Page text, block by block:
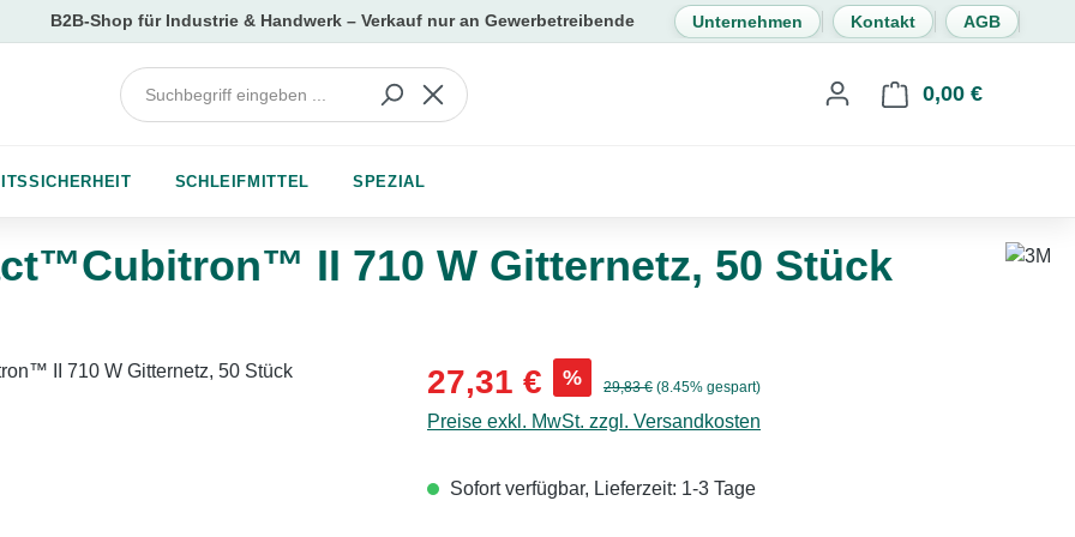
Unternehmen Kontakt AGB
0,00 €
SCHLEIFMITTEL SPEZIAL
II 710 W Gitternetz, 50 Stück
Verkaufspreis:
27,31 € % Regulärer Preis:
29,83 € (8.45% gespart)
Preise exkl. MwSt. zzgl. Versandkosten
Sofort verfügbar, Lieferzeit: 1-3 Tage